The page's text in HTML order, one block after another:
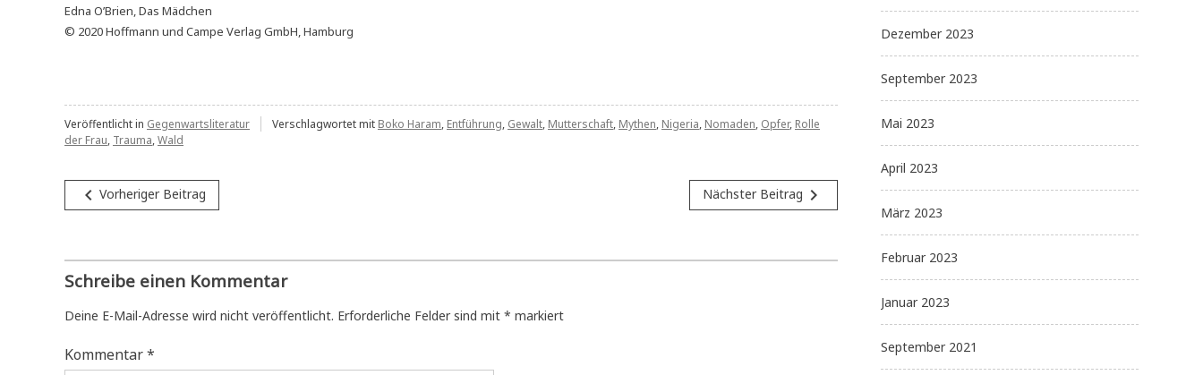
Edna O’Brien, Das Mädchen
© 2020 Hoffmann und Campe Verlag GmbH, Hamburg
Veröffentlicht in Gegenwartsliteratur Verschlagwortet mit Boko Haram, Entführung, Gewalt, Mutterschaft, Mythen, Nigeria, Nomaden, Opfer, Rolle
der Frau, Trauma,Wald
Beitragsnavigation
navigate_before Vorheriger Beitrag Nächster Beitrag navigate_next
Schreibe einen Kommentar
Deine E-Mail-Adresse wird nicht veröffentlicht. Erforderliche Felder sind mit * markiert
Kommentar*
Dezember 2023
September 2023
Mai 2023
April 2023
März 2023
Februar 2023
Januar 2023
September 2021